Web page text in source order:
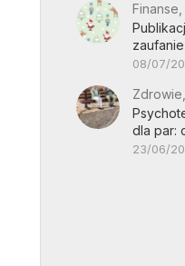
08/07/
dla par:
23/06/